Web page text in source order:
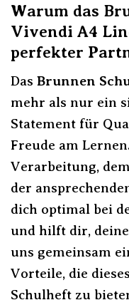
Warum das
Vivendi A4
perfekter
Das Brunnen
mehr als nur ein
Statement für
Freude am
Verarbeitung,
der
dich optimal bei
und hilft dir,
uns gemeinsam
Vorteile, die
Schulheft zu